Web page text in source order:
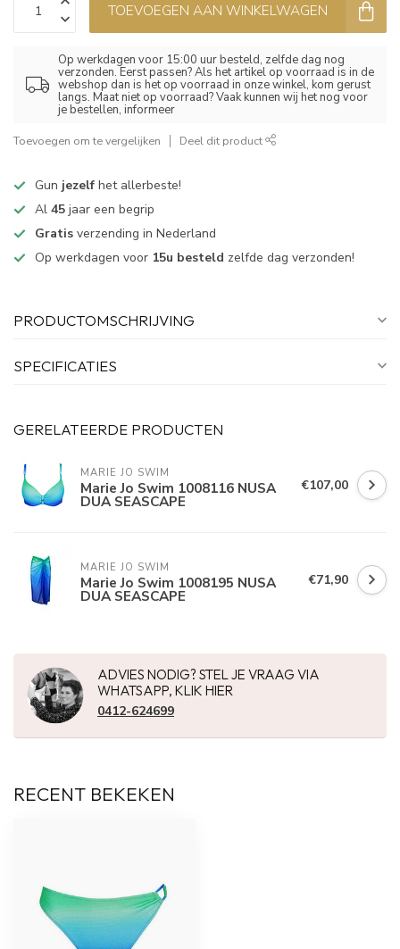
TOEVOEGEN AAN WINKELWAGEN
Op werkdagen voor 15:00 uur besteld, zelfde dag nog
verzonden. Eerst passen? Als het artikel op voorraad is in de
webshop dan is het op voorraad in onze winkel, kom gerust
langs. Maat niet op voorraad? Vaak kunnen wij het nog voor
je bestellen, informeer
Toevoegen om te vergelijken Deel dit product
Gun jezelf het allerbeste!
Al 45 jaar een begrip
Gratis verzending in Nederland
Op werkdagen voor 15u besteld zelfde dag verzonden!
PRODUCTOMSCHRIJVING
SPECIFICATIES
GERELATEERDE PRODUCTEN
MARIE JO SWIM
Marie Jo Swim 1008116 NUSA
DUA SEASCAPE
€107,00
MARIE JO SWIM
Marie Jo Swim 1008195 NUSA
DUA SEASCAPE
€71,90
ADVIES NODIG? STEL JE VRAAG VIA
WHATSAPP, KLIK HIER
0412-624699
RECENT BEKEKEN